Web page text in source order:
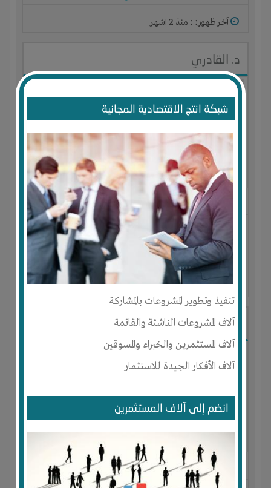
شبكة انتج الاقتصادية المجانية
تنفيذ وتطوير المشروعات بالمشاركة
آلاف المشروعات الناشئة والقائمة
آلاف المستثمرين والخبراء والمسوقين
آلاف الأفكار الجيدة للاستثمار
انضم إلى آلاف المستثمرين
آخر ظهور: : منذ 2 اشهر
د. القادري
الجنس : ذكر
لديـه : الوقت-المكان-علاقات
المكان :سلطنة عمان- مسقط
آخر ظهور: : منذ 2 اشهر
Amr
الجنس : ذكر